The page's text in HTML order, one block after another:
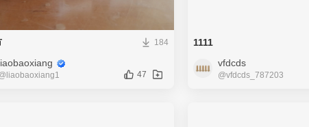
184
47
1111
vfdcds
@vfdcds_787203